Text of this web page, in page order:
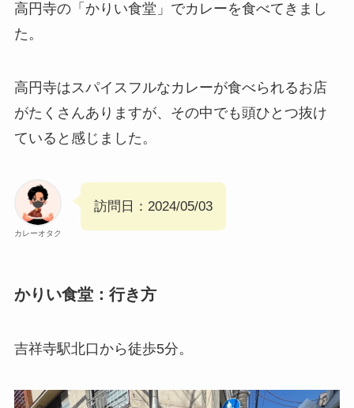
高円寺の「かりい食堂」でカレーを食べてきまし
た。
高円寺はスパイスフルなカレーが食べられるお店
がたくさんありますが、その中でも頭ひとつ抜け
ていると感じました。
カレーオタク
訪問日：2024/05/03
かりい食堂：行き方
吉祥寺駅北口から徒歩5分。